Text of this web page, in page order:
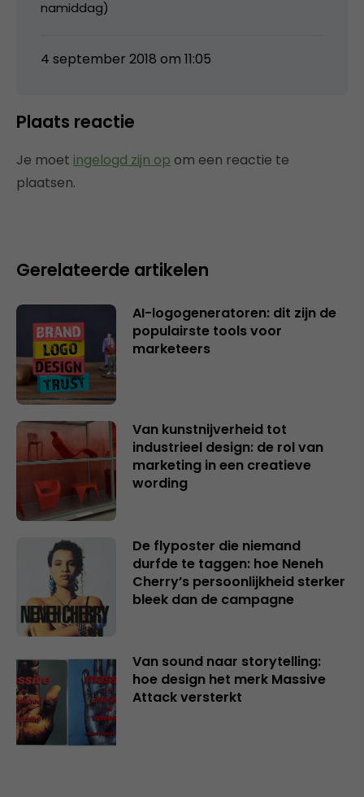
namiddag)
4 september 2018 om 11:05
Plaats reactie
Je moet ingelogd zijn op om een reactie te
plaatsen.
Gerelateerde artikelen
AI-logogeneratoren: dit zijn de
populairste tools voor
marketeers
Van kunstnijverheid tot
industrieel design: de rol van
marketing in een creatieve
wording
De flyposter die niemand
durfde te taggen: hoe Neneh
Cherry’s persoonlijkheid sterker
bleek dan de campagne
Van sound naar storytelling:
hoe design het merk Massive
Attack versterkt